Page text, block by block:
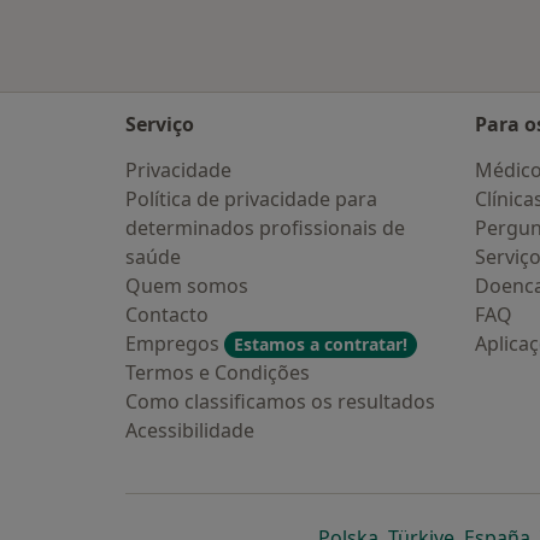
Serviço
Privacidade
Política de privacidade para
determinados profissionais de
saúde
Quem somos
Contacto
Empregos
Estamos a contratar!
Termos e Condições
Como classificamos os resultados
Acessibilidade
Para
FAQ